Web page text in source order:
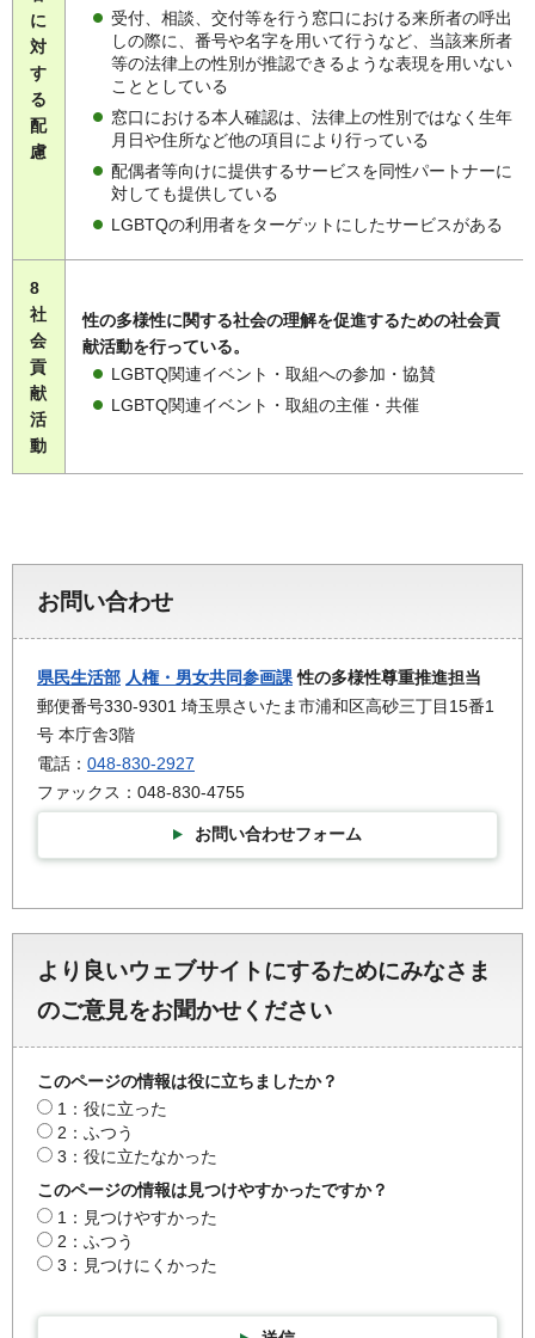
に
対
す
る
配
慮
受付、相談、交付等を行う窓口における来所者の呼出
しの際に、番号や名字を用いて行うなど、当該来所者
等の法律上の性別が推認できるような表現を用いない
こととしている
窓口における本人確認は、法律上の性別ではなく生年
月日や住所など他の項目により行っている
配偶者等向けに提供するサービスを同性パートナーに
対しても提供している
LGBTQの利用者をターゲットにしたサービスがある
8
社
会
貢
献
活
動
性の多様性に関する社会の理解を促進するための社会貢
献活動を行っている。
LGBTQ関連イベント・取組への参加・協賛
LGBTQ関連イベント・取組の主催・共催
お問い合わせ
県民生活部 人権・男女共同参画課性の多様性尊重推進担当
郵便番号330-9301 埼玉県さいたま市浦和区高砂三丁目15番1
号 本庁舎3階
電話： 048-830-2927
ファックス：048-830-4755
お問い合わせフォーム
より良いウェブサイトにするためにみなさま
のご意見をお聞かせください
このページの情報は役に立ちましたか？
1：役に立った
2：ふつう
3：役に立たなかった
このページの情報は見つけやすかったですか？
1：見つけやすかった
2：ふつう
3：見つけにくかった